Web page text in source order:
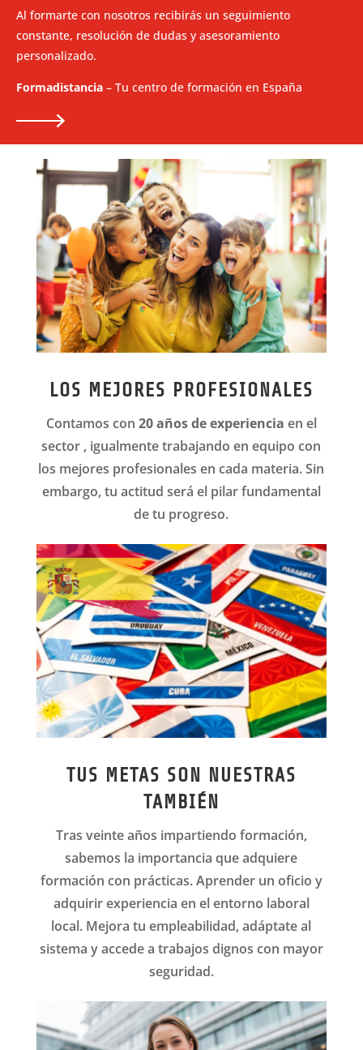
Al formarte con nosotros recibirás un seguimiento
constante, resolución de dudas y asesoramiento
personalizado.
Formadistancia – Tu centro de formación en España
LOS MEJORES PROFESIONALES
Contamos con 20 años de experiencia en el
sector , igualmente trabajando en equipo con
los mejores profesionales en cada materia.Sin
embargo, tu actitud será el pilar fundamental
de tu progreso.
TUS METAS SON NUESTRAS
TAMBIÉN
Tras veinte años impartiendo formación,
sabemos la importancia que adquiere
formación con prácticas. Aprender un oficio y
adquirir experiencia en el entorno laboral
local. Mejora tu empleabilidad, adáptate al
sistema y accede a trabajos dignos con mayor
seguridad.